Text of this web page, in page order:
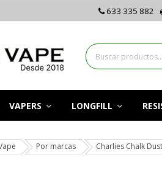
633 335 882
VAPERS LONGFILL
Por marcas Charlies Chalk Dust